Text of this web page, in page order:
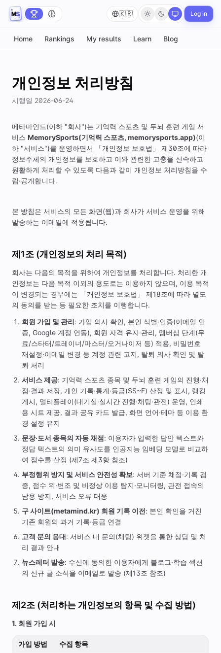
🇰🇷 Log in
Home Rankings My results Learn Blog
개인정보 처리방침
시행일 2026-06-24
메타마인드(이하 "회사")는 기억력 스포츠 및 두뇌 훈련 게임 서
비스 MemorySports(기억력 스포츠, memorysports.app)(이
하 "서비스")를 운영하면서 「개인정보 보호법」 제30조에 따라
정보주체의 개인정보를 보호하고 이와 관련한 고충을 신속하고
원활하게 처리할 수 있도록 다음과 같이 개인정보 처리방침을 수
립·공개합니다.
본 방침은 서비스의 모든 화면(웹)과 회사가 서비스 운영을 위해
발송하는 이메일에 적용됩니다.
제1조 (개인정보의 처리 목적)
회사는 다음의 목적을 위하여 개인정보를 처리합니다. 처리한 개
인정보는 다음 목적 이외의 용도로는 이용하지 않으며, 이용 목적
이 변경되는 경우에는 「개인정보 보호법」 제18조에 따라 별도
의 동의를 받는 등 필요한 조치를 이행합니다.
회원 가입 및 관리: 가입 의사 확인, 본인 식별·인증(이메일 인
증, Google 계정 연동), 회원 자격 유지·관리, 멤버십 단계(무
료/스타터/트레이너/마스터/오거나이저 등) 적용, 비밀번호
재설정·이메일 변경 등 계정 관련 고지, 탈퇴 의사 확인 및 탈
퇴 처리
서비스 제공: 기억력 스포츠 종목 및 두뇌 훈련 게임의 진행·채
점·결과 저장, 개인 기록·통계·등급(SS~F) 산정 및 표시, 랭킹
게시, 멀티플레이(대기실·실시간 진행·채팅·관전) 운영, 인쇄
용 시트 제공, 결과 공유 카드 발급, 화면 언어·테마 등 이용 환
경 설정 유지
문장·도서 종목의 자동 채점: 이용자가 입력한 답안 텍스트와
정답 텍스트의 의미 유사도를 인공지능 임베딩 모델로 비교하
여 점수를 산정 (제7조 제3항 참조)
부정행위 방지 및 서비스 안전성 확보: 서버 기준 채점·기록 검
증, 점수 위·변조 및 비정상 이용 탐지·모니터링, 관전 접속의
남용 방지, 서비스 오류 대응
구 사이트(metamind.kr) 회원 기록 이전: 본인 확인을 거친
기존 회원의 과거 기록·등급 연결
고객 문의 응대: 서비스 내 문의(채팅) 위젯을 통한 상담 및 처
리 결과 안내
뉴스레터 발송: 수신에 동의한 이용자에게 블로그·학습 섹션
의 신규 글 소식을 이메일로 발송 (제13조 참조)
제2조 (처리하는 개인정보의 항목 및 수집 방법)
1. 회원 가입 시
가입 방법 수집 항목